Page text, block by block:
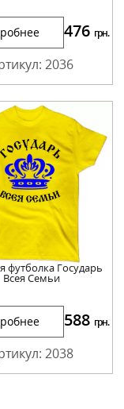
476 грн.
2036
футболка Государь
Всея Семьи
588 грн.
2038